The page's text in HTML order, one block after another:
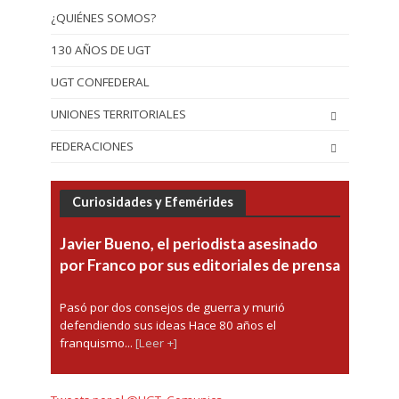
¿QUIÉNES SOMOS?
130 AÑOS DE UGT
UGT CONFEDERAL
UNIONES TERRITORIALES
FEDERACIONES
Curiosidades y Efemérides
Javier Bueno, el periodista asesinado
por Franco por sus editoriales de prensa
Pasó por dos consejos de guerra y murió
defendiendo sus ideas Hace 80 años el
franquismo... [Leer +]